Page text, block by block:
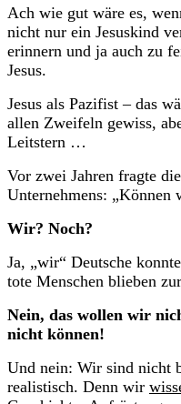
Ach wie gut wäre es,
nicht nur ein Jesuskind
erinnern und ja auch zu
Jesus.
Jesus als Pazifist – das
allen Zweifeln gewiss,
Leitstern …
Vor zwei Jahren fragte
Unternehmens: „Können
Wir? Noch?
Ja, „wir“ Deutsche
tote Menschen blieben
Nein, das wollen wir
nicht können!
Und nein: Wir sind nicht
realistisch. Denn wir